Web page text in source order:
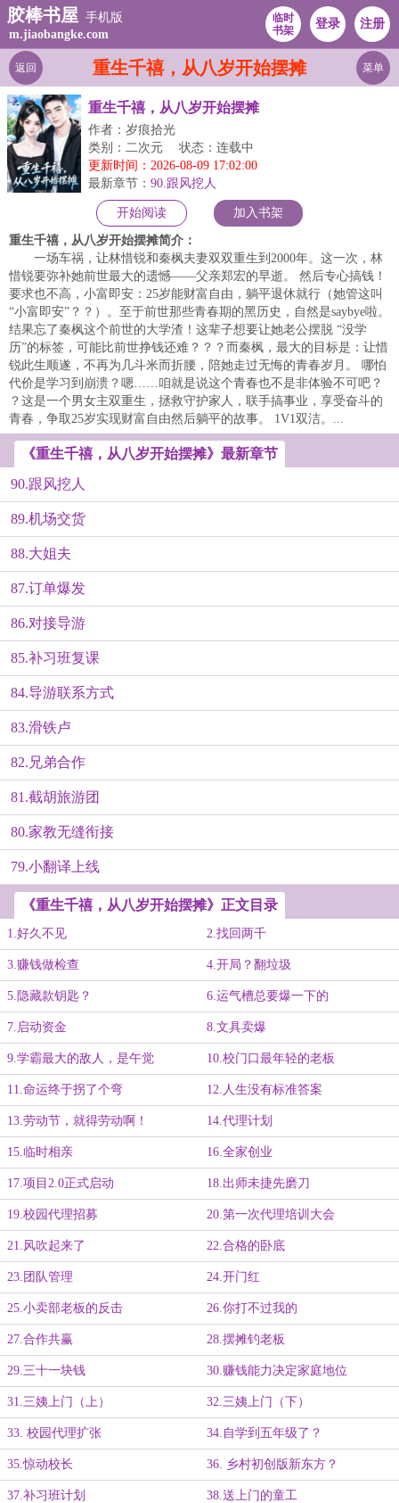
胶棒书屋 手机版
m.jiaobangke.com
临时
书架
登录 注册
重生千禧，从八岁开始摆摊
返回 菜单
重生千禧，从八岁开始摆摊
作者：岁痕拾光
类别：二次元
状态：连载中
更新时间：2026-08-09 17:02:00
最新章节： 90.跟风挖人
开始阅读 加入书架
重生千禧，从八岁开始摆摊简介：
一场车祸，让林惜锐和秦枫夫妻双双重生到2000年。这一次，林
惜锐要弥补她前世最大的遗憾——父亲郑宏的早逝。 然后专心搞钱！
要求也不高，小富即安：25岁能财富自由，躺平退休就行（她管这叫
“小富即安”？？）。至于前世那些青春期的黑历史，自然是saybye啦。
结果忘了秦枫这个前世的大学渣！这辈子想要让她老公摆脱 “没学
历”的标签，可能比前世挣钱还难？？？而秦枫，最大的目标是：让惜
锐此生顺遂，不再为几斗米而折腰，陪她走过无悔的青春岁月。 哪怕
代价是学习到崩溃？嗯……咱就是说这个青春也不是非体验不可吧？
？这是一个男女主双重生，拯救守护家人，联手搞事业，享受奋斗的
青春，争取25岁实现财富自由然后躺平的故事。 1V1双洁。...
《重生千禧，从八岁开始摆摊》最新章节
90.跟风挖人
89.机场交货
88.大姐夫
87.订单爆发
86.对接导游
85.补习班复课
84.导游联系方式
83.滑铁卢
82.兄弟合作
81.截胡旅游团
80.家教无缝衔接
79.小翻译上线
《重生千禧，从八岁开始摆摊》正文目录
1.好久不见 2.找回两千
3.赚钱做检查 4.开局？翻垃圾
5.隐藏款钥匙？ 6.运气槽总要爆一下的
7.启动资金 8.文具卖爆
9.学霸最大的敌人，是午觉 10.校门口最年轻的老板
11.命运终于拐了个弯 12.人生没有标准答案
13.劳动节，就得劳动啊！ 14.代理计划
15.临时相亲 16.全家创业
17.项目2.0正式启动 18.出师未捷先磨刀
19.校园代理招募 20.第一次代理培训大会
21.风吹起来了 22.合格的卧底
23.团队管理 24.开门红
25.小卖部老板的反击 26.你打不过我的
27.合作共赢 28.摆摊钓老板
29.三十一块钱 30.赚钱能力决定家庭地位
31.三姨上门（上） 32.三姨上门（下）
33. 校园代理扩张 34.自学到五年级了？
35.惊动校长 36. 乡村初创版新东方？
37.补习班计划 38.送上门的童工